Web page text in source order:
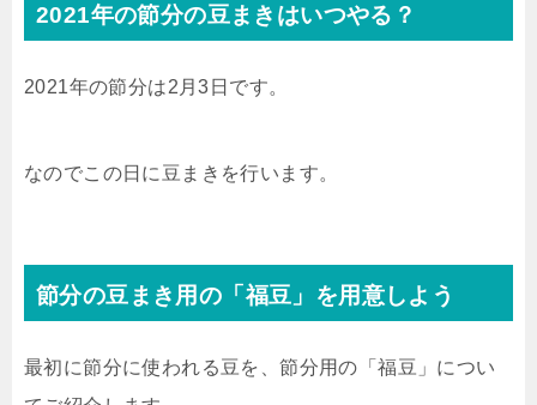
2021年の節分の豆まきはいつやる？
2021年の節分は2月3日です。
なのでこの日に豆まきを行います。
節分の豆まき用の「福豆」を用意しよう
最初に節分に使われる豆を、節分用の「福豆」につい